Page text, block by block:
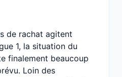
de rachat agitent
1, la situation du
finalement beaucoup
Loin des